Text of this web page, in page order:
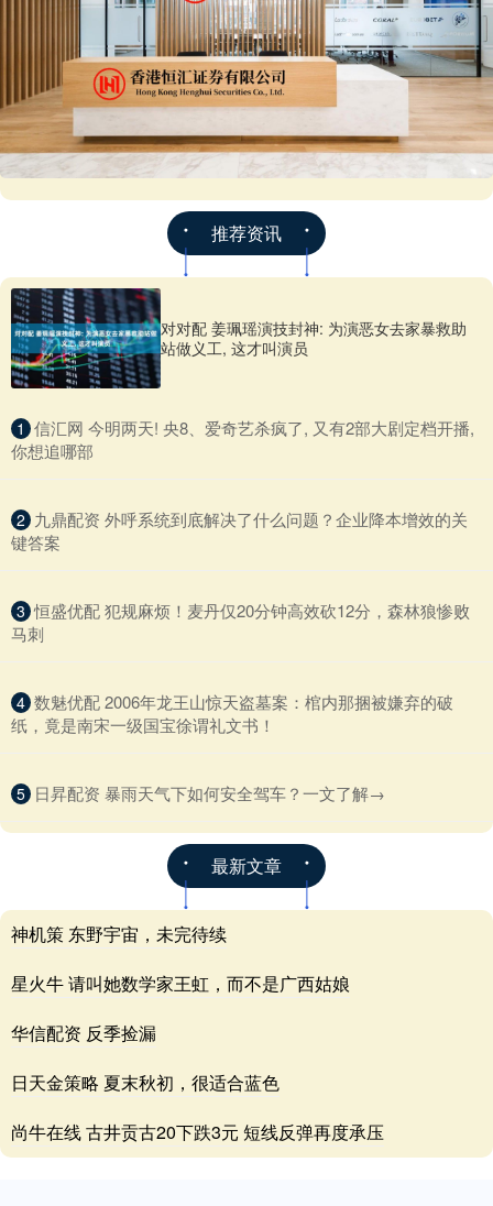
推荐资讯
对对配 姜珮瑶演技封神: 为演恶女去家暴救助
站做义工, 这才叫演员
1 ​信汇网 今明两天! 央8、爱奇艺杀疯了, 又有2部大剧定档开播,
你想追哪部
2 ​九鼎配资 外呼系统到底解决了什么问题？企业降本增效的关
键答案
3 ​恒盛优配 犯规麻烦！麦丹仅20分钟高效砍12分，森林狼惨败
马刺
4 ​数魅优配 2006年龙王山惊天盗墓案：棺内那捆被嫌弃的破
纸，竟是南宋一级国宝徐谓礼文书！
5 ​日昇配资 暴雨天气下如何安全驾车？一文了解→
最新文章
神机策 东野宇宙，未完待续
星火牛 请叫她数学家王虹，而不是广西姑娘
华信配资 反季捡漏
日天金策略 夏末秋初，很适合蓝色
尚牛在线 古井贡古20下跌3元 短线反弹再度承压